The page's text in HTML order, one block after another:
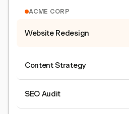
ACME CORP
Website Redesign
Content Strategy
SEO Audit